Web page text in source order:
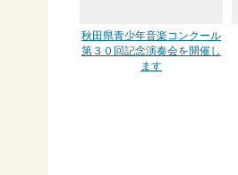
秋田県青少年音楽コンクール
第３０回記念演奏会を開催し
ます